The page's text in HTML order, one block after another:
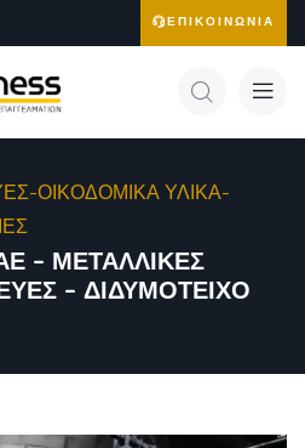
ΕΠΙΚΟΙΝΩΝΙΑ
ΟΙΚΟΔΟΜΙΚΑ ΥΛΙΚΑ-
– ΜΕΤΑΛΛΙΚΕΣ
– ΔΙΔΥΜΟΤΕΙΧΟ